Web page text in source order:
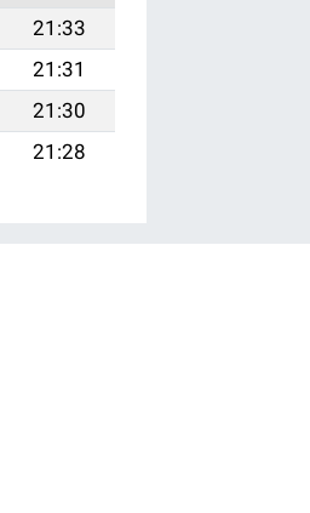
21:33
21:31
21:30
21:28